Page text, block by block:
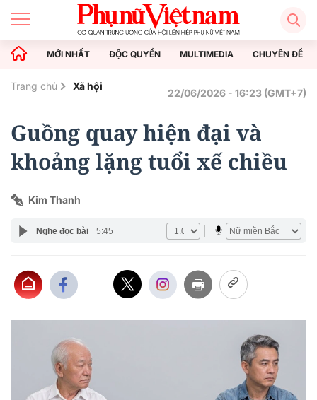
MỚI NHẤT ĐỘC QUYỀN MULTIMEDIA CHUYÊN ĐỀ
Trang chủ Xã hội
22/06/2026 - 16:23 (GMT+7)
Guồng quay hiện đại và
khoảng lặng tuổi xế chiều
Kim Thanh
Nghe đọc bài 5:45